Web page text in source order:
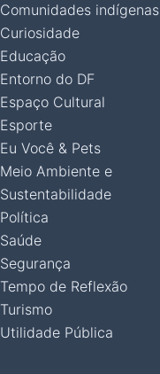
Comunidades indígenas
Curiosidade
Educação
Entorno do DF
Espaço Cultural
Esporte
Eu Você & Pets
Meio Ambiente e
Sustentabilidade
Política
Saúde
Segurança
Tempo de Reflexão
Turismo
Utilidade Pública